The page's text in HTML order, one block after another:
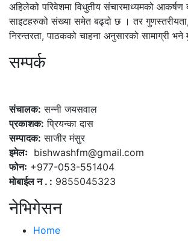
अहिलेको परिवेशमा विधुतीय संचारमाध्यमको
साइटहरुको संख्या समेत बढ्दो छ । तर
निरन्तरता, पाठकको चाहना अनुसारको सामाग्री
सम्पर्क
संचालक: सन्नी जयसवाल
प्रकाशक: प्रियन्का दास
सम्पादक: साजीर मंसुर
इमेलः bishwashfm@gmail.com
फोनः +977-053-551404
मोबाईल न . : 9855045323
नेभिगेसन
Home